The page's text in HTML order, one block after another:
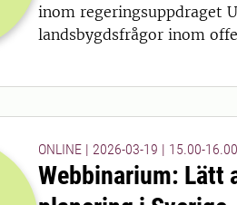
inom regeringsuppdraget
landsbygdsfrågor inom
ONLINE | 2026-03-19 | 15.00-16.00
Webbinarium: Lätt